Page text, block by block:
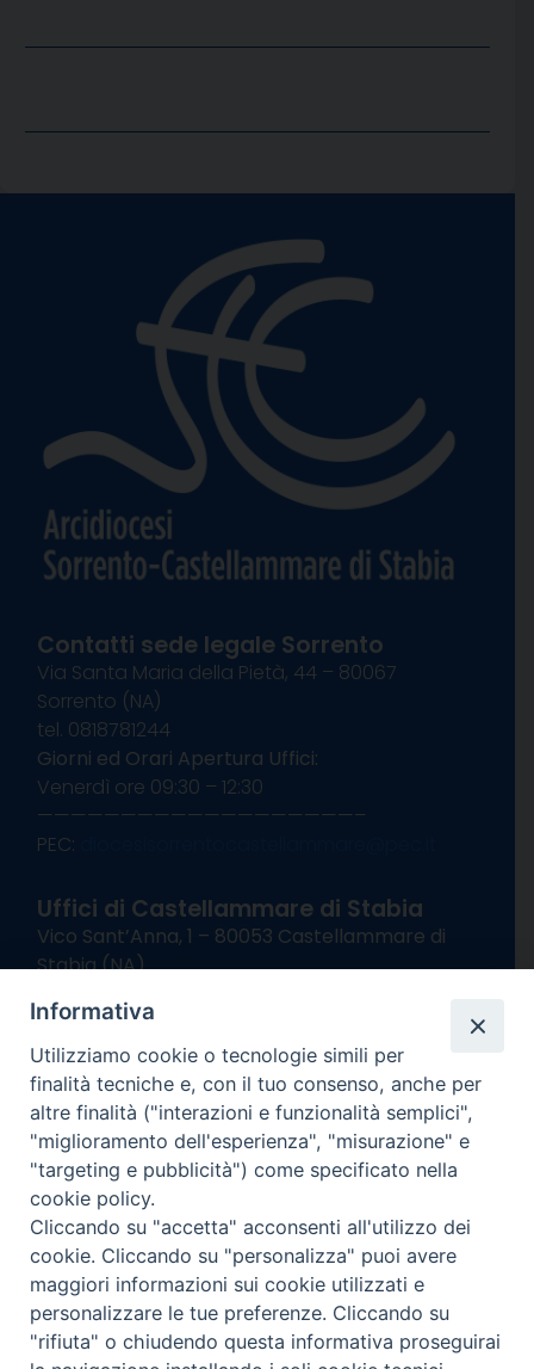
Contatti sede legale Sorrento
Via Santa Maria della Pietà, 44 – 80067
Sorrento (NA)
tel. 0818781244
Giorni ed Orari Apertura Uffici:
Venerdì ore 09:30 – 12:30
———————————————————–
PEC:
Uffici di Castellammare di Stabia
Vico Sant’Anna, 1 – 80053 Castellammare di
Stabia (NA)
Giorni ed Orari Apertura Uffici:
Lunedì e Mercoledì ore 09:00 – 13:00
Uffici Matrimoni:
Lunedì e Mercoledì ore 09:30 – 12:30
seguici su
Channel
Informativa Privacy
COPYRIGHT © 2013-2025
Informativa
Utilizziamo cookie o tecnologie simili per
finalità tecniche e, con il tuo consenso, anche per
altre finalità ("interazioni e funzionalità semplici",
"miglioramento dell'esperienza", "misurazione" e
"targeting e pubblicità") come specificato nella
cookie policy.
Cliccando su "accetta" acconsenti all'utilizzo dei
cookie. Cliccando su "personalizza" puoi avere
maggiori informazioni sui cookie utilizzati e
personalizzare le tue preferenze. Cliccando su
"rifiuta" o chiudendo questa informativa proseguirai